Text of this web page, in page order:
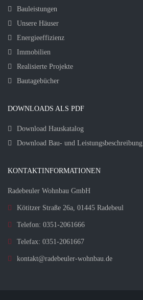
Bauleistungen
Unsere Häuser
Energieeffizienz
Immobilien
Realisierte Projekte
Bautagebücher
DOWNLOADS ALS PDF
Download Hauskatalog
Download Bau- und Leistungsbeschreibung
KONTAKTINFORMATIONEN
Radebeuler Wohnbau GmbH
Kötitzer Straße 26a, 01445 Radebeul
Telefon: 0351-2061666
Telefax: 0351-2061667
kontakt@radebeuler-wohnbau.de